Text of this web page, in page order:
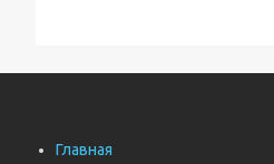
Главная